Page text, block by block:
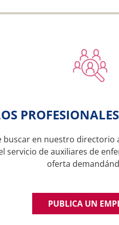
buscar en nuestro directorio
servicio de auxiliares de
oferta
PUBLICA UN